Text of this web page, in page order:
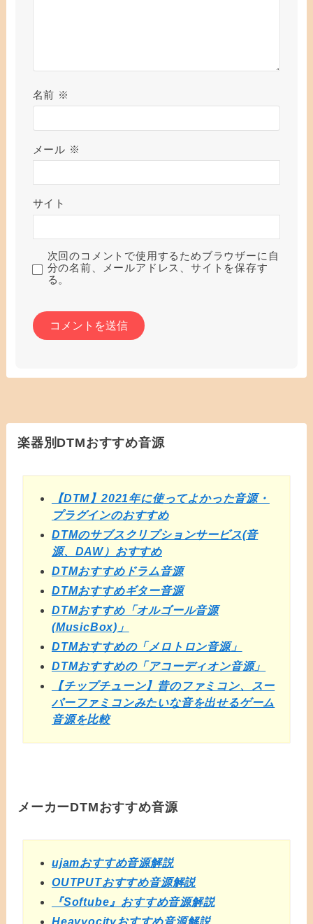
名前 ※
メール ※
サイト
次回のコメントで使用するためブラウザーに自
分の名前、メールアドレス、サイトを保存す
る。
楽器別DTMおすすめ音源
【DTM】2021年に使ってよかった音源・
プラグインのおすすめ
DTMのサブスクリプションサービス(音
源、DAW）おすすめ
DTMおすすめドラム音源
DTMおすすめギター音源
DTMおすすめ「オルゴール音源
(MusicBox)」
DTMおすすめの「メロトロン音源」
DTMおすすめの「アコーディオン音源」
【チップチューン】昔のファミコン、スー
パーファミコンみたいな音を出せるゲーム
音源を比較
メーカーDTMおすすめ音源
ujamおすすめ音源解説
OUTPUTおすすめ音源解説
『Softube』おすすめ音源解説